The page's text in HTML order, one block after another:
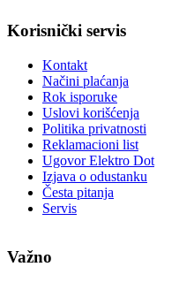
Korisnički servis
Kontakt
Načini plaćanja
Rok isporuke
Uslovi korišćenja
Politika privatnosti
Reklamacioni list
Ugovor Elektro Dot
Izjava o odustanku
Česta pitanja
Servis
Važno